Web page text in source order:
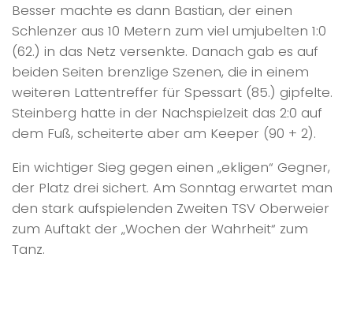
Besser machte es dann Bastian, der einen
Schlenzer aus 10 Metern zum viel umjubelten 1:0
(62.) in das Netz versenkte. Danach gab es auf
beiden Seiten brenzlige Szenen, die in einem
weiteren Lattentreffer für Spessart (85.) gipfelte.
Steinberg hatte in der Nachspielzeit das 2:0 auf
dem Fuß, scheiterte aber am Keeper (90 + 2).
Ein wichtiger Sieg gegen einen „ekligen“ Gegner,
der Platz drei sichert. Am Sonntag erwartet man
den stark aufspielenden Zweiten TSV Oberweier
zum Auftakt der „Wochen der Wahrheit“ zum
Tanz.